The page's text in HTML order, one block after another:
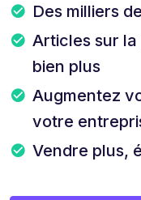
Des milliers
Articles sur
bien plus
Augmentez
votre
Vendre plus,